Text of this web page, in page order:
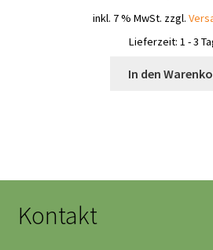
inkl. 7 % MwSt. zzgl.
Lieferzeit: 1 - 3
In den
Kontakt